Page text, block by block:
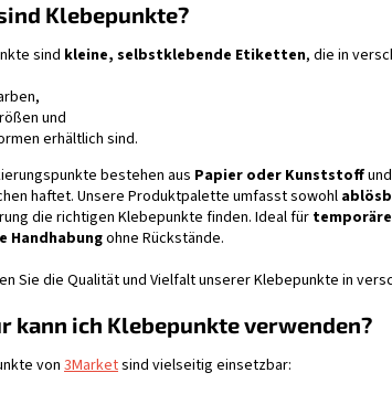
Klebepunkte?
sind kleine, selbstklebende Etiketten, die in
und
erhältlich sind.
bestehen aus Papier oder Kunststoff
haftet. Unsere Produktpalette umfasst sowohl
die richtigen Klebepunkte finden. Ideal für
Handhabungohne Rückstände.
Sie die Qualität und Vielfalt unserer Klebepunkte in
kann ich Klebepunkte verwenden?
von3Marketsind vielseitig einsetzbar: